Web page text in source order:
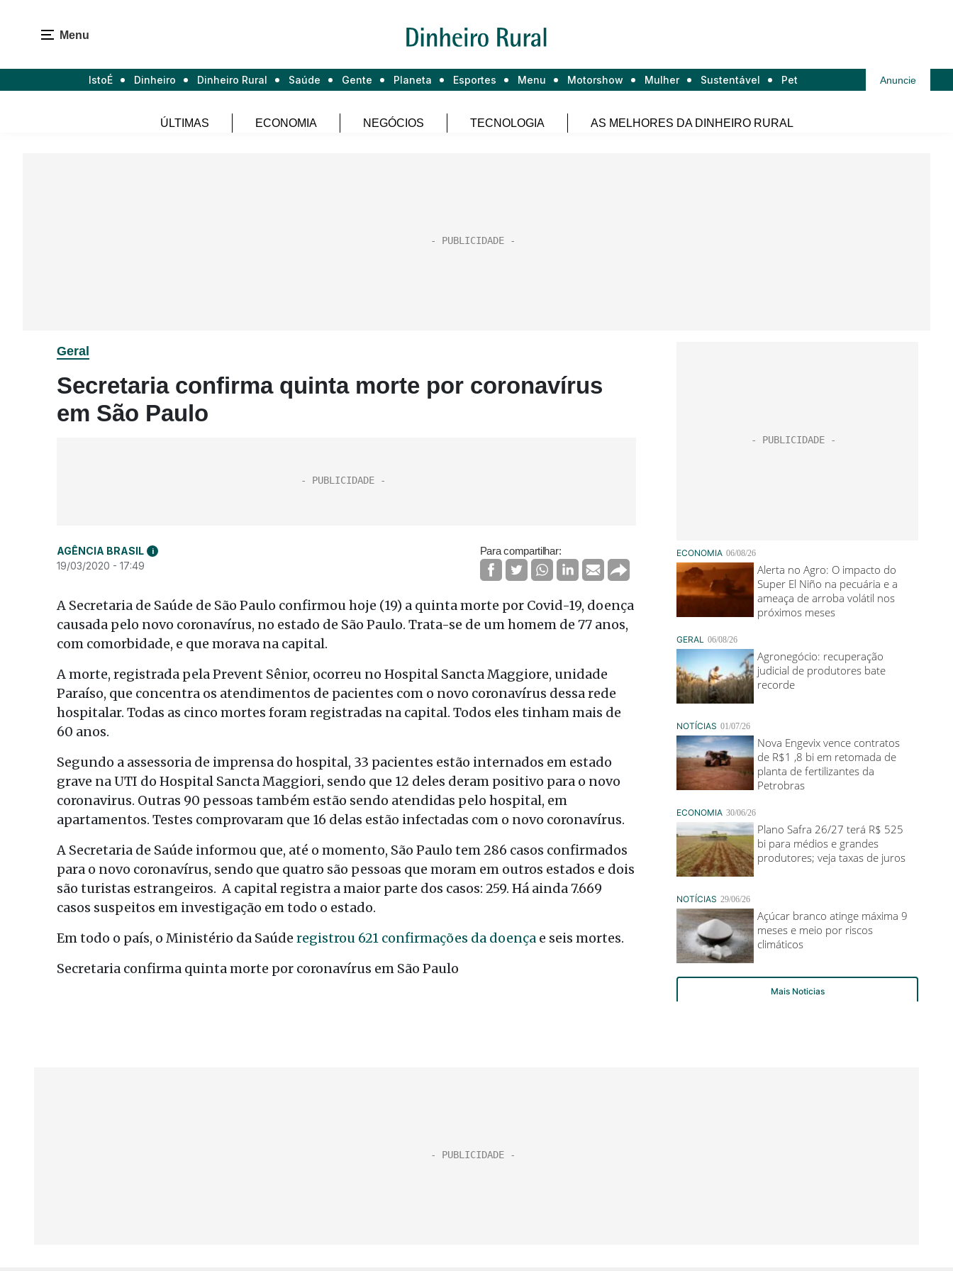
Menu
IstoÉ Dinheiro Dinheiro Rural Saúde Gente Planeta Esportes Menu Motorshow Mulher Sustentável Pet Anuncie
ÚLTIMAS ECONOMIA NEGÓCIOS TECNOLOGIA AS MELHORES DA DINHEIRO RURAL
Geral
Secretaria confirma quinta morte por coronavírus
em São Paulo
AGÊNCIA BRASIL i
19/03/2020 - 17:49
Para compartilhar:
A Secretaria de Saúde de São Paulo confirmou hoje (19) a quinta morte por Covid-19, doença
causada pelo novo coronavírus, no estado de São Paulo. Trata-se de um homem de 77 anos,
com comorbidade, e que morava na capital.
A morte, registrada pela Prevent Sênior, ocorreu no Hospital Sancta Maggiore, unidade
Paraíso, que concentra os atendimentos de pacientes com o novo coronavírus dessa rede
hospitalar. Todas as cinco mortes foram registradas na capital. Todos eles tinham mais de
60 anos.
Segundo a assessoria de imprensa do hospital, 33 pacientes estão internados em estado
grave na UTI do Hospital Sancta Maggiori, sendo que 12 deles deram positivo para o novo
coronavirus. Outras 90 pessoas também estão sendo atendidas pelo hospital, em
apartamentos. Testes comprovaram que 16 delas estão infectadas com o novo coronavírus.
A Secretaria de Saúde informou que, até o momento, São Paulo tem 286 casos confirmados
para o novo coronavírus, sendo que quatro são pessoas que moram em outros estados e dois
são turistas estrangeiros. A capital registra a maior parte dos casos: 259. Há ainda 7.669
casos suspeitos em investigação em todo o estado.
Em todo o país, o Ministério da Saúde registrou 621 confirmações da doença e seis mortes.
Secretaria confirma quinta morte por coronavírus em São Paulo